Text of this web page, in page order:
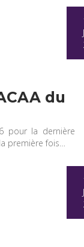
du
pour la dernière
première fois…